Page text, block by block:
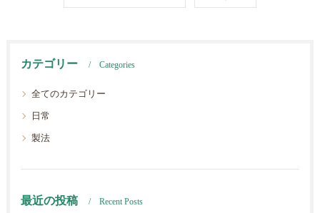
カテゴリー Categories
全てのカテゴリー
日常
製法
最近の投稿 Recent Posts